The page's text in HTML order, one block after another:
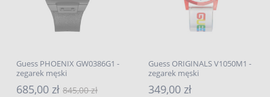
Guess PHOENIX GW0386G1 -
zegarek męski
685,00 zł 845,00 zł
Guess ORIGINALS V1050M1 -
zegarek męski
349,00 zł